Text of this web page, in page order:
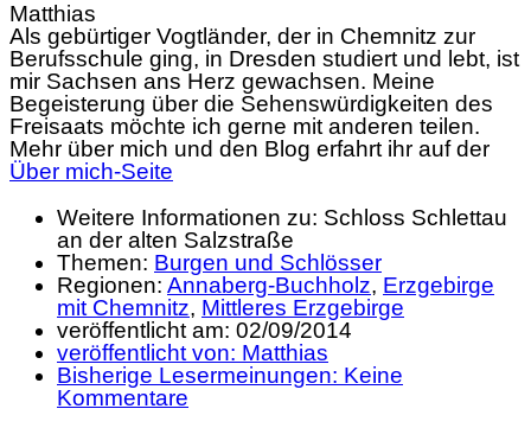
Matthias
Als gebürtiger Vogtländer, der in Chemnitz zur
Berufsschule ging, in Dresden studiert und lebt, ist
mir Sachsen ans Herz gewachsen. Meine
Begeisterung über die Sehenswürdigkeiten des
Freisaats möchte ich gerne mit anderen teilen.
Mehr über mich und den Blog erfahrt ihr auf der
Über mich-Seite
Weitere Informationen zu: Schloss Schlettau
an der alten Salzstraße
Themen: Burgen und Schlösser
Regionen: Annaberg-Buchholz, Erzgebirge
mit Chemnitz, Mittleres Erzgebirge
veröffentlicht am: 02/09/2014
veröffentlicht von: Matthias
Bisherige Lesermeinungen: Keine
Kommentare